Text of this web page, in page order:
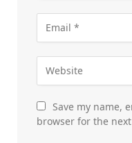
Save my name,
browser for the